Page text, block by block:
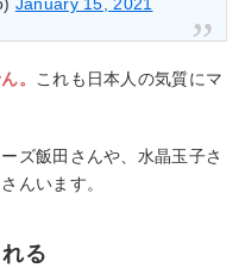
。
これも日本人の気質にマ
ズ飯田さんや、水晶玉子さ
んいます。
る